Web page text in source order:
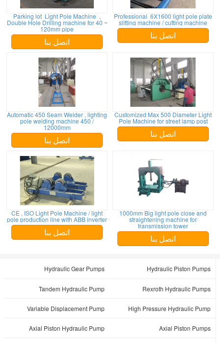
Parking lot Light Pole Machine ,
Double Hole Drilling machine for 40 ~
120mm pipe
اتصل بنا
Professional 6X1600 light pole plate
slitting machine / cutting machine
اتصل بنا
Automatic 450 Seam Welder , lighting
pole welding machine 450 /
12000mm
اتصل بنا
Customized Max 500 Diameter Light
Pole Machine for street lamp post
اتصل بنا
CE , ISO Light Pole Machine / light
pole production line with ABB inverter
اتصل بنا
1000mm Big light pole close and
straightening machine for
transmission tower
اتصل بنا
Hydraulic Piston Pumps
Hydraulic Gear Pumps
Rexroth Hydraulic Pumps
Tandem Hydraulic Pump
High Pressure Hydraulic Pump
Variable Displacement Pump
Axial Piston Pumps
Axial Piston Hydraulic Pump